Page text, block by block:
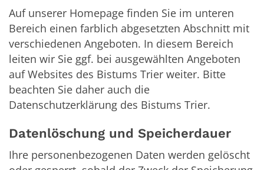
Auf unserer Homepage finden Sie im unteren
Bereich einen farblich abgesetzten Abschnitt mit
verschiedenen Angeboten. In diesem Bereich
leiten wir Sie ggf. bei ausgewählten Angeboten
auf Websites des Bistums Trier weiter. Bitte
beachten Sie daher auch die
Datenschutzerklärung des Bistums Trier.
Datenlöschung und Speicherdauer
Ihre personenbezogenen Daten werden gelöscht